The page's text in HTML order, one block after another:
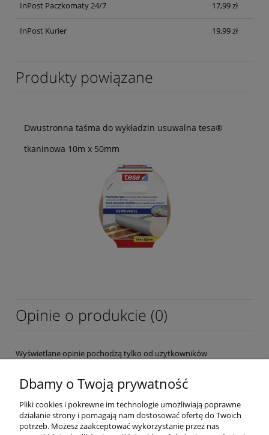
InPost Paczkomaty 24/7 17,99 zł
InPost Kurier 19,99 zł
Produkty powiązane
Dwustronna taśma do wykładzin usuwalna tesa®
tkaninowa 10m x 50mm
Opinie o produkcie (0)
Wyświetlane opinie pochodzą tylko od użytkowników
Dbamy o Twoją prywatność
Pliki cookies i pokrewne im technologie umożliwiają poprawne
działanie strony i pomagają nam dostosować ofertę do Twoich
potrzeb. Możesz zaakceptować wykorzystanie przez nas